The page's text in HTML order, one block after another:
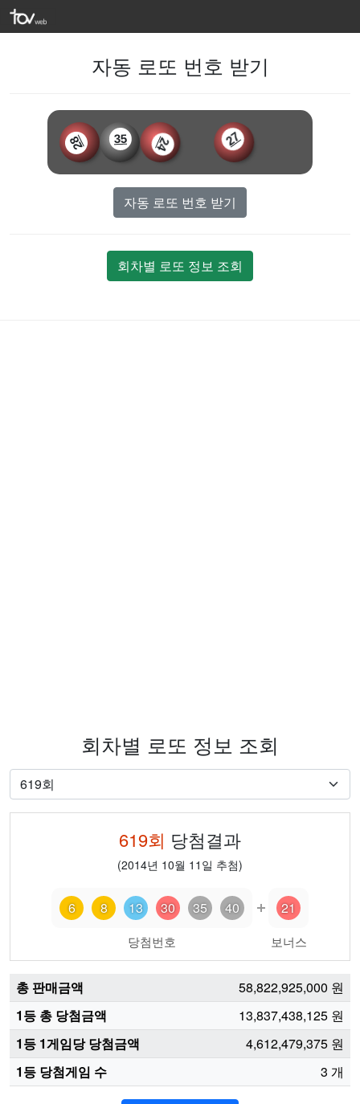
자동 로또 번호 받기
28 35 24
자동 로또 번호 받기
회차별 로또 정보 조회
회차별 로또 정보 조회
619회 당첨결과
(2014년 10월 11일 추첨)
당첨번호
6 8 13 30 35 40
보너스
21
총 판매금액 58,822,925,000 원
1등 총 당첨금액
13,837,438,125 원
1등 1게임당 당첨금액
4,612,479,375 원
1등 당첨게임 수
3 개